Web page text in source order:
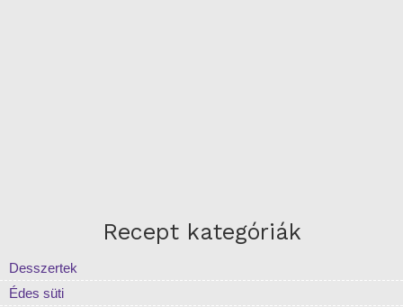
Recept kategóriák
Desszertek
Édes süti